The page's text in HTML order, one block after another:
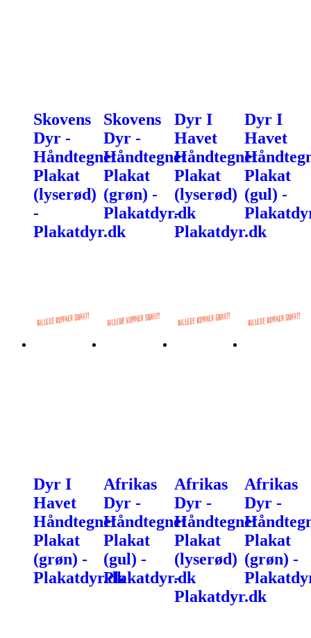
Skovens
Dyr -
Håndtegnet
Plakat
(lyserød)
-
Plakatdyr.dk
Skovens
Dyr -
Håndtegnet
Plakat
(grøn) -
Plakatdyr.dk
Dyr I
Havet
Håndtegnet
Plakat
(lyserød)
-
Plakatdyr.dk
Dyr I
Havet
Plakat
(gul) -
Dyr I
Havet
Håndtegnet
Plakat
(grøn) -
Plakatdyr.dk
Afrikas
Dyr -
Håndtegnet
Plakat
(gul) -
Plakatdyr.dk
Afrikas
Dyr -
Håndtegnet
Plakat
(lyserød)
-
Plakatdyr.dk
Afrikas
Dyr -
Plakat
(grøn) -